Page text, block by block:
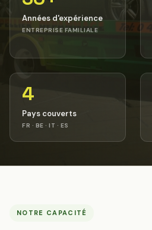
Années d'expérience
ENTREPRISE FAMILIALE
4
Pays couverts
FR · BE · IT · ES
NOTRE CAPACITÉ